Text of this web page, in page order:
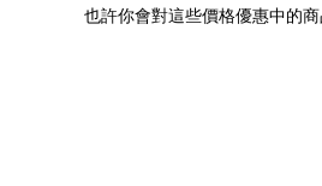
也許你會對這些價格優惠中的商